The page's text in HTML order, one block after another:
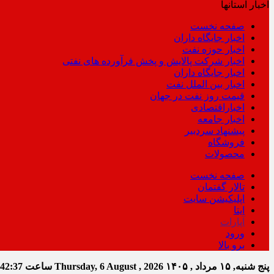
اخبار استانها
صفحه نخست
اخبار جایگاه داران
اخبار حوزه نفت
اخبار شرکت پالایش و پخش فرآورده های نفتی
اخبار جایگاه داران
اخبار بین الملل نفت
قیمت روز نفت در جهان
اخباراقتصادی
اخبار جامعه
پیشنهاد سردبیر
فروشگاه
محصولات
صفحه نخست
تالار گفتمان
اپلیکیشن سایت
ایتا
آپارات
ورود
برو بالا
پنج شنبه, ۱۵ مرداد , ۱۴۰۵ Thursday, 6 August , 2026 ساعت